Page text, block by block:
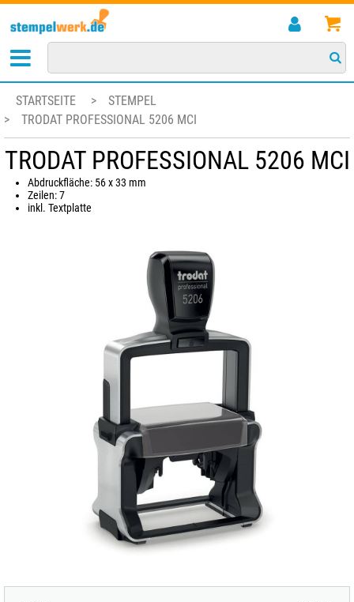
STARTSEITE >
STEMPEL
>
TRODAT PROFESSIONAL 5206 MCI
TRODAT PROFESSIONAL 5206 MCI
Abdruckfläche: 56 x 33 mm
Zeilen: 7
inkl. Textplatte